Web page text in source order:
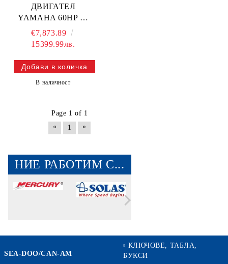
ДВИГАТЕЛ
YAMAHA 60HP —
FT60GETL YAMAHA
€7,873.89
15399.99лв.
В наличност
Page 1 of 1
«
1 »
НИЕ РАБОТИМ С...
SEA-DOO/CAN-AM
КЛЮЧОВЕ, ТАБЛА,
БУКСИ